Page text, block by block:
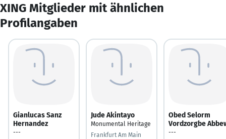
XING Mitglieder mit ähnlichen
Profilangaben
Gianlucas Sanz
Hernandez
---
Jude Akintayo
Monumental Heritage
Frankfurt Am Main
Obed Selorm
Vordzorgbe
---